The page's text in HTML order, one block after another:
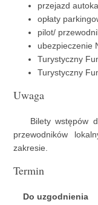
przejazd
opłaty
pilot/
ubezpieczenie
Turystyczny
Turystyczny
Uwaga
Bilety wstępów do
przewodników
zakresie.
Termin
Do uzgodnienia